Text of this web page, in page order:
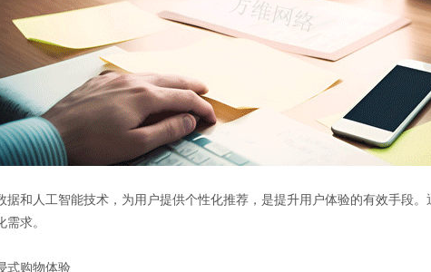
据和人工智能技术，为用户提供个性化推荐，是提升用户体验的有效手段
需求。
式购物体验